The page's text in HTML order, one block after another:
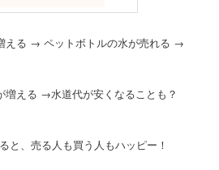
える → ペットボトルの水が売れる →
増える →水道代が安くなることも？
と、売る人も買う人もハッピー！